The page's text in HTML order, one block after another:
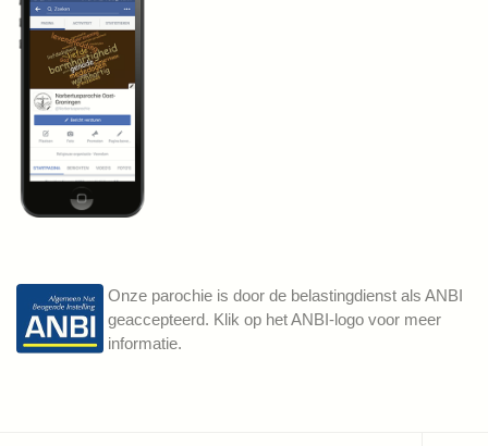
Onze parochie is door de belastingdienst als ANBI
geaccepteerd. Klik op het ANBI-logo voor meer
informatie.